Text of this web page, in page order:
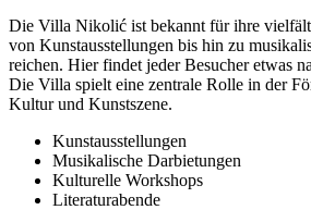
Die Villa Nikolić ist bekannt für ihre
von Kunstausstellungen bis hin zu
reichen. Hier findet jeder Besucher etwas
Die Villa spielt eine zentrale Rolle in der
Kultur und Kunstszene.
Kunstausstellungen
Musikalische Darbietungen
Kulturelle Workshops
Literaturabende